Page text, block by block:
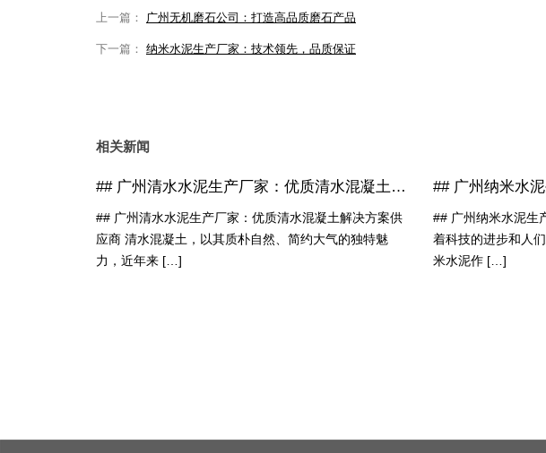
上一篇： 广州无机磨石公司：打造高品质磨石产品
下一篇： 纳米水泥生产厂家：技术领先，品质保证
相关新闻
## 广州清水水泥生产厂家：优质清水混凝土解决方案供应商
## 广州清水水泥生产厂家：优质清水混凝土解决方案供
应商 清水混凝土，以其质朴自然、简约大气的独特魅
力，近年来 […]
## 广州纳米水泥生
着科技的进步和人
米水泥作 […]